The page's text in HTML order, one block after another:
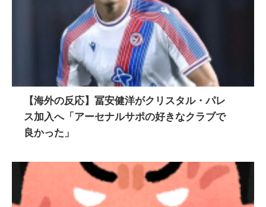
【海外の反応】冨安健洋がクリスタル・パレ
ス加入へ「アーセナルサポの好きなクラブで
良かった」